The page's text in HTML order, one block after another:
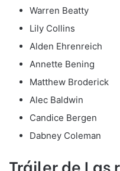
Warren Beatty
Lily Collins
Alden Ehrenreich
Annette Bening
Matthew Broderick
Alec Baldwin
Candice Bergen
Dabney Coleman
Tráiler de Las